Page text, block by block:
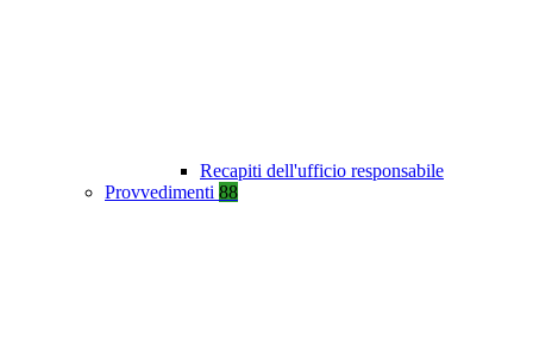
Recapiti dell'ufficio responsabile
Provvedimenti 88